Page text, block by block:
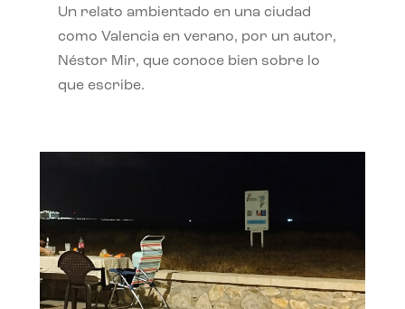
Un relato ambientado en una ciudad
como Valencia en verano, por un autor,
Néstor Mir, que conoce bien sobre lo
que escribe.